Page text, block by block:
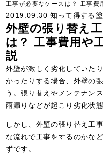
工事が必要なケースは？ 工事費
2019.09.30 知って得する
外壁の張り替え
は？ 工事費用や
説
外壁が激しく劣化していた
かったりする場合、外壁の
う。張り替えやメンテナン
雨漏りなどが起こり劣化状
しかし、外壁の張り替え工
な流れで工事をするのかな
ずです。